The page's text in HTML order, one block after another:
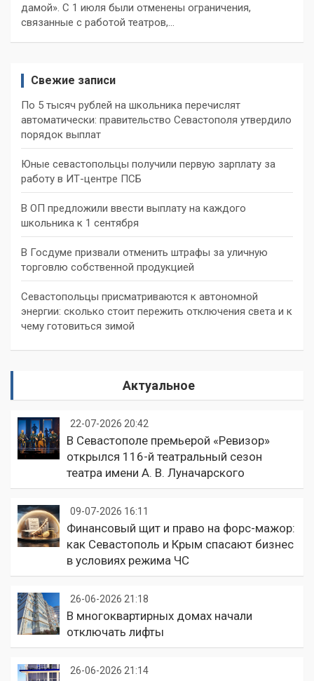
дамой». С 1 июля были отменены ограничения,
связанные с работой театров,…
Свежие записи
По 5 тысяч рублей на школьника перечислят
автоматически: правительство Севастополя утвердило
порядок выплат
Юные севастопольцы получили первую зарплату за
работу в ИТ-центре ПСБ
В ОП предложили ввести выплату на каждого
школьника к 1 сентября
В Госдуме призвали отменить штрафы за уличную
торговлю собственной продукцией
Севастопольцы присматриваются к автономной
энергии: сколько стоит пережить отключения света и к
чему готовиться зимой
Актуальное
22-07-2026 20:42
В Севастополе премьерой «Ревизор»
открылся 116-й театральный сезон
театра имени А. В. Луначарского
09-07-2026 16:11
Финансовый щит и право на форс-мажор:
как Севастополь и Крым спасают бизнес
в условиях режима ЧС
26-06-2026 21:18
В многоквартирных домах начали
отключать лифты
26-06-2026 21:14